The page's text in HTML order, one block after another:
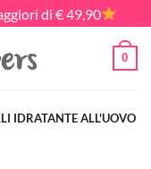
di € 49,90
0
IDRATANTE ALL'UOVO